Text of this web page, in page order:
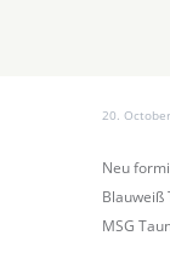
20.
Neu
Blauweiß
MSG